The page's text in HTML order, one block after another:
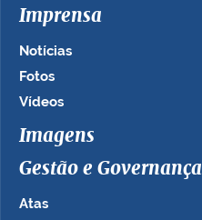
Imprensa
Notícias
Fotos
Vídeos
Imagens
Gestão e Governança
Atas